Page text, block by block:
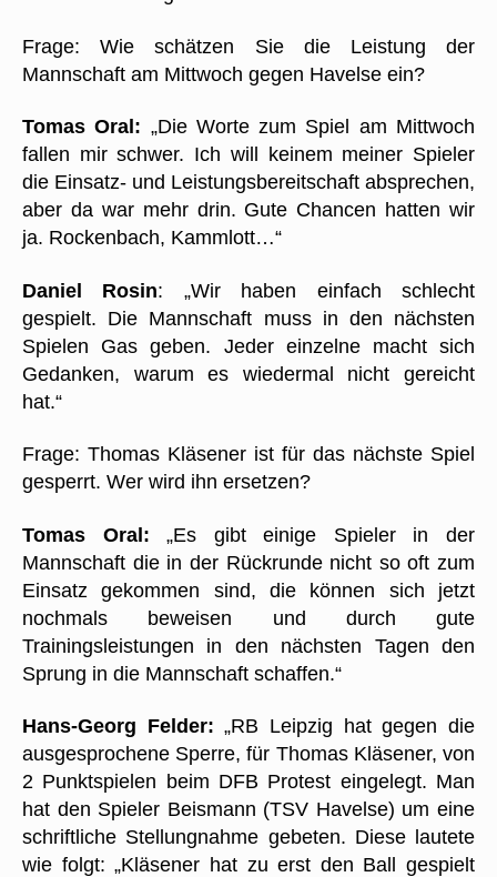
Frage: Wie schätzen Sie die Leistung der
Mannschaft am Mittwoch gegen Havelse ein?
Tomas Oral: „Die Worte zum Spiel am Mittwoch
fallen mir schwer. Ich will keinem meiner Spieler
die Einsatz- und Leistungsbereitschaft absprechen,
aber da war mehr drin. Gute Chancen hatten wir
ja. Rockenbach, Kammlott…“
Daniel Rosin: „Wir haben einfach schlecht
gespielt. Die Mannschaft muss in den nächsten
Spielen Gas geben. Jeder einzelne macht sich
Gedanken, warum es wiedermal nicht gereicht
hat.“
Frage: Thomas Kläsener ist für das nächste Spiel
gesperrt. Wer wird ihn ersetzen?
Tomas Oral: „Es gibt einige Spieler in der
Mannschaft die in der Rückrunde nicht so oft zum
Einsatz gekommen sind, die können sich jetzt
nochmals beweisen und durch gute
Trainingsleistungen in den nächsten Tagen den
Sprung in die Mannschaft schaffen.“
Hans-Georg Felder: „RB Leipzig hat gegen die
ausgesprochene Sperre, für Thomas Kläsener, von
2 Punktspielen beim DFB Protest eingelegt. Man
hat den Spieler Beismann (TSV Havelse) um eine
schriftliche Stellungnahme gebeten. Diese lautete
wie folgt: „Kläsener hat zu erst den Ball gespielt